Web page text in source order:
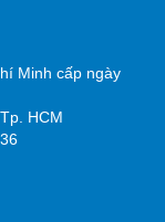
Minh cấp ngày
HCM